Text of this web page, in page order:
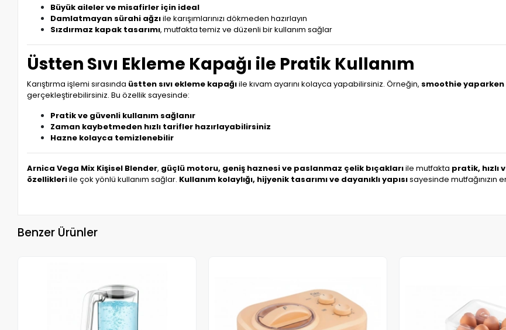
Büyük aileler ve misafirler için ideal
Damlatmayan sürahi ağzıile karışımlarınızı dökmeden hazırlayın
Sızdırmaz kapak tasarımı, mutfakta temiz ve düzenli bir kullanım sağlar
Üstten Sıvı Ekleme Kapağı ile Pratik Kullanım
Karıştırma işlemi sırasında üstten sıvı ekleme kapağıile kıvam ayarını kolayca yapabilirsiniz. Örneğin, smoothie yaparken
gerçekleştirebilirsiniz. Bu özellik sayesinde:
Pratik ve güvenli kullanım sağlanır
Zaman kaybetmeden hızlı tarifler hazırlayabilirsiniz
Hazne kolayca temizlenebilir
Arnica Vega Mix Kişisel Blender, güçlü motoru, geniş haznesi ve paslanmaz çelik bıçaklarıile mutfakta pratik, hızlı
özellikleriile çok yönlü kullanım sağlar. Kullanım kolaylığı, hijyenik tasarımı ve dayanıklı yapısısayesinde
Benzer Ürünler